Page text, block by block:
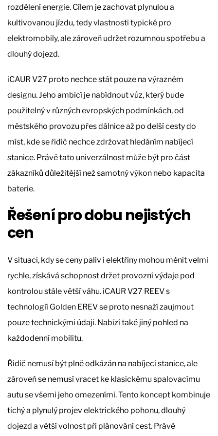
rozdělení energie. Cílem je zachovat plynulou a
kultivovanou jízdu, tedy vlastnosti typické pro
elektromobily, ale zároveň udržet rozumnou spotřebu a
dlouhý dojezd.
iCAUR V27 proto nechce stát pouze na výrazném
designu. Jeho ambicí je nabídnout vůz, který bude
použitelný v různých evropských podmínkách, od
městského provozu přes dálnice až po delší cesty do
míst, kde se řidič nechce zdržovat hledáním nabíjecí
stanice. Právě tato univerzálnost může být pro část
zákazníků důležitější než samotný výkon nebo kapacita
baterie.
Řešení pro dobu nejistých
cen
V situaci, kdy se ceny paliv i elektřiny mohou měnit velmi
rychle, získává schopnost držet provozní výdaje pod
kontrolou stále větší váhu. iCAUR V27 REEV s
technologií Golden EREV se proto nesnaží zaujmout
pouze technickými údaji. Nabízí také jiný pohled na
každodenní mobilitu.
Řidič nemusí být plně odkázán na nabíjecí stanice, ale
zároveň se nemusí vracet ke klasickému spalovacímu
autu se všemi jeho omezeními. Tento koncept kombinuje
tichý a plynulý projev elektrického pohonu, dlouhý
dojezd a větší volnost při plánování cest. Právě